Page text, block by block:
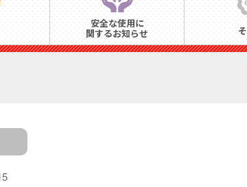
安全な使用に
関するお知らせ